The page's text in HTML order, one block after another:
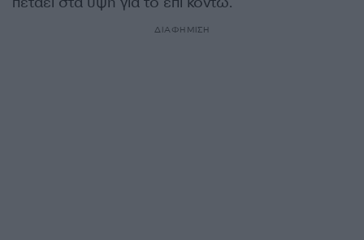
ΔΙΑΦΗΜΙΣΗ